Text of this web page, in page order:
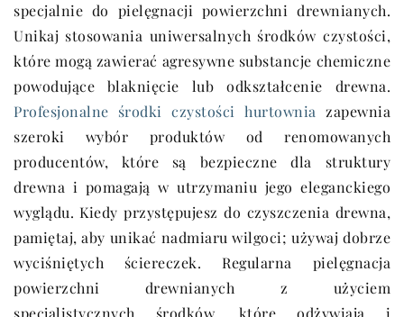
specjalnie do pielęgnacji powierzchni drewnianych.
Unikaj stosowania uniwersalnych środków czystości,
które mogą zawierać agresywne substancje chemiczne
powodujące blaknięcie lub odkształcenie drewna.
Profesjonalne środki czystości hurtownia zapewnia
szeroki wybór produktów od renomowanych
producentów, które są bezpieczne dla struktury
drewna i pomagają w utrzymaniu jego eleganckiego
wyglądu. Kiedy przystępujesz do czyszczenia drewna,
pamiętaj, aby unikać nadmiaru wilgoci; używaj dobrze
wyciśniętych ściereczek. Regularna pielęgnacja
powierzchni drewnianych z użyciem